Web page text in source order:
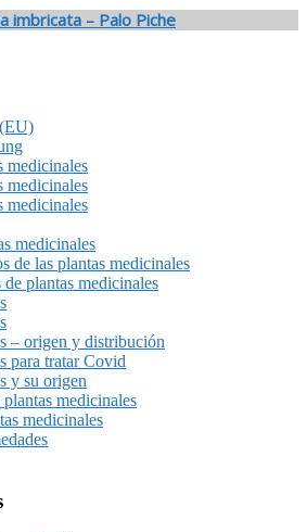
imbricata – Palo Piche
medicinales
medicinales
medicinales
medicinales
de las plantas medicinales
plantas medicinales
– origen y distribución
para tratar Covid
y su origen
medicinales
medicinales